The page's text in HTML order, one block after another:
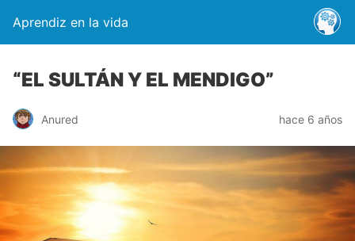
Aprendiz en la vida
“EL SULTÁN Y EL MENDIGO”
Anured hace 6 años